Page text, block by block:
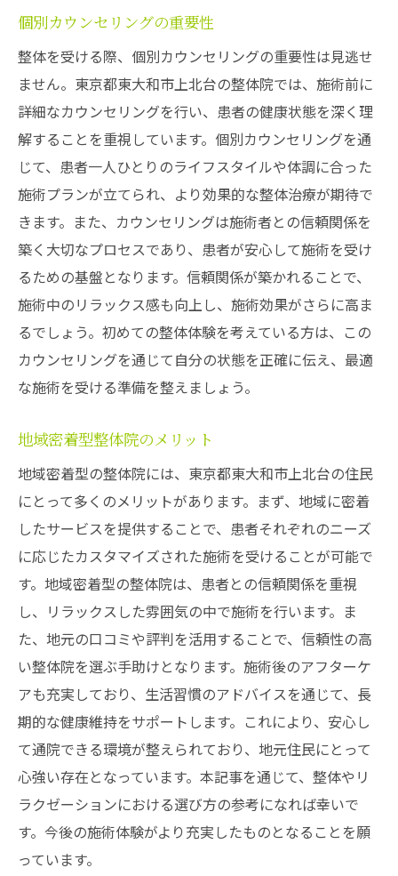
個別カウンセリングの重要性
整体を受ける際、個別カウンセリングの重要性は見逃せ
ません。東京都東大和市上北台の整体院では、施術前に
詳細なカウンセリングを行い、患者の健康状態を深く理
解することを重視しています。個別カウンセリングを通
じて、患者一人ひとりのライフスタイルや体調に合った
施術プランが立てられ、より効果的な整体治療が期待で
きます。また、カウンセリングは施術者との信頼関係を
築く大切なプロセスであり、患者が安心して施術を受け
るための基盤となります。信頼関係が築かれることで、
施術中のリラックス感も向上し、施術効果がさらに高ま
るでしょう。初めての整体体験を考えている方は、この
カウンセリングを通じて自分の状態を正確に伝え、最適
な施術を受ける準備を整えましょう。
地域密着型整体院のメリット
地域密着型の整体院には、東京都東大和市上北台の住民
にとって多くのメリットがあります。まず、地域に密着
したサービスを提供することで、患者それぞれのニーズ
に応じたカスタマイズされた施術を受けることが可能で
す。地域密着型の整体院は、患者との信頼関係を重視
し、リラックスした雰囲気の中で施術を行います。ま
た、地元の口コミや評判を活用することで、信頼性の高
い整体院を選ぶ手助けとなります。施術後のアフターケ
アも充実しており、生活習慣のアドバイスを通じて、長
期的な健康維持をサポートします。これにより、安心し
て通院できる環境が整えられており、地元住民にとって
心強い存在となっています。本記事を通じて、整体やリ
ラクゼーションにおける選び方の参考になれば幸いで
す。今後の施術体験がより充実したものとなることを願
っています。